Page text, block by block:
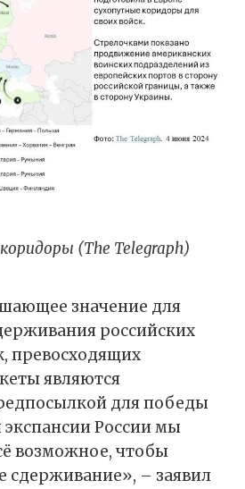
(The Telegraph)
значение для
российских
превосходящих
являются
для победы
России мы
возможное, чтобы
сдерживание», – заявил